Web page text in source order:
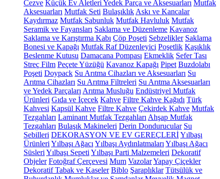
Cezve Küçük Ev Aletleri Yedek Parça ve Aksesuarları Mutfak
Aksesuarları Mutfak Seti Bulaşıklık Askı ve Kancalar
Kaydırmaz Mutfak Sabunluk Mutfak Havluluk Mutfak
Seramik ve Fayansları Saklama ve Düzenleme Kavanoz
Saklama ve Karıştırma Kabı Çöp Poşeti Sebzelikler Saklama
Bonesi ve Kapağı Mutfak Raf Düzenleyici Poşetlik Kaşıklık
Beslenme Kutusu Damacana Pompası Ekmeklik Sefer Tası
Streç Film Peçete Yüzüğü Kavanoz Kapağı Pipet Buzdolabı
Poşeti Doypack Su Arıtma Cihazları ve Aksesuarları Su
Arıtma Cihazları Su Arıtma Filtreleri Su Arıtma Aksesuarları
ve Yedek Parçaları Arıtma Musluğu Endüstriyel Mutfak
Ürünleri Gıda ve İçecek Kahve Filtre Kahve Kağıdı Türk
Kahvesi Kapsül Kahve Filtre Kahve Çekirdek Kahve Mutfak
Tezgahları Laminant Mutfak Tezgahları Ahşap Mutfak
Tezgahları Bulaşık Makineleri Derin Dondurucular Su
Sebilleri DEKORASYON VE EV GEREÇLERİYılbaşı
Ürünleri Yılbaşı Ağacı Yılbaşı Aydınlatmaları Yılbaşı Ağacı
Süsleri Yılbaşı Sepeti Yılbaşı Parti Malzemeleri Dekoratif
Objeler Fotoğraf Çerçevesi Mum VazolarYapay Çiçekler
Dekoratif Tabak ve Kaseler Biblo Şaraplıklar Tütsülük ve